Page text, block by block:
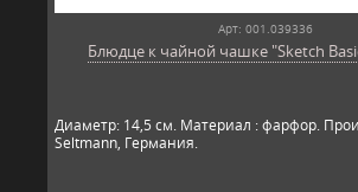
Арт: 001.039336
Блюдце к чайной чашке "Sketch
Диаметр: 14,5 см. Материал : фарфор.
Seltmann, Гер​​мания.